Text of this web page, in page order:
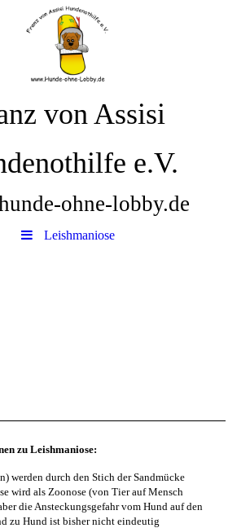
von Assisi
e.V.
ohne-lobby.de
Leishmaniose
zu Leishmaniose:
werden durch den Stich der Sandmücke
wird als Zoonose (von Tier auf Mensch
die Ansteckungsgefahr vom Hund auf den
zu Hund ist bisher nicht eindeutig